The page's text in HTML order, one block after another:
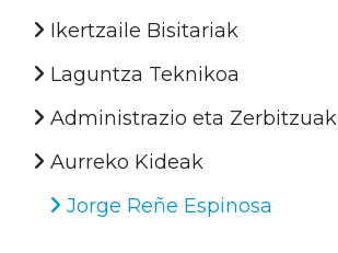
Ikertzaile Bisitariak
Laguntza Teknikoa
Administrazio eta Zerbitzuak
Aurreko Kideak
Jorge Reñe Espinosa